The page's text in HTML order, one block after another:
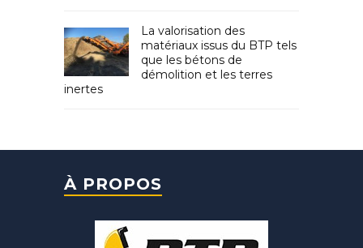
La valorisation des
matériaux issus du BTP tels
que les bétons de
démolition et les terres
inertes
À PROPOS